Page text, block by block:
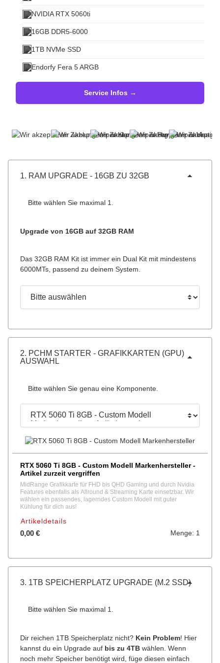
NVIDIA RTX 5060ti
16GB DDR5-6000
1TB NVMe SSD
Endorfy Fera 5 ARGB
Service Infos →
1. RAM UPGRADE - 16GB ZU 32GB
Bitte wählen Sie maximal 1.
Upgrade von 16GB auf 32GB RAM
Das 32GB RAM Kit ist immer ein Dual Kit mit mindestens
6000MTs, passend zu deinem System.
Konfigurieren
2. PCHM STARTER - GRAFIKKARTEN (GPU)
AUSWAHL
Bitte wählen Sie genau eine Komponente.
Konfigurieren
RTX 5060 Ti 8GB - Custom Modell Markenhersteller -
Artikel zurzeit vergriffen
MidRange Grafikkarte für FHD bis QHD Gaming und durch Nvidia
Features ebenfalls als Allround & Streaming Karte einsetzbar. Wir
wählen ein passendes, lagerndes Custom Modell mit guter
Kühlung für dich aus!
Artikeldetails
0,00 € Menge: 1
3. 1TB SPEICHERPLATZ UPGRADE (M.2 SSD)
Bitte wählen Sie maximal 1.
Dir reichen 1TB Speicherplatz nicht? Kein Problem! Hier
kannst du ein Upgrade auf bis zu 4TB wählen. Wenn
noch mehr Speicher benötigt wird, füge diesen einfach